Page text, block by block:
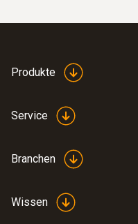
Produkte
Service
Branchen
Wissen